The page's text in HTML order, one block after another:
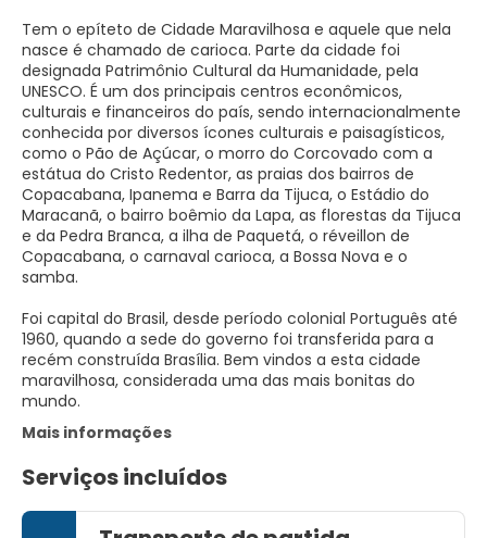
Tem o epíteto de Cidade Maravilhosa e aquele que nela
nasce é chamado de carioca. Parte da cidade foi
designada Patrimônio Cultural da Humanidade, pela
UNESCO. É um dos principais centros econômicos,
culturais e financeiros do país, sendo internacionalmente
conhecida por diversos ícones culturais e paisagísticos,
como o Pão de Açúcar, o morro do Corcovado com a
estátua do Cristo Redentor, as praias dos bairros de
Copacabana, Ipanema e Barra da Tijuca, o Estádio do
Maracanã, o bairro boêmio da Lapa, as florestas da Tijuca
e da Pedra Branca, a ilha de Paquetá, o réveillon de
Copacabana, o carnaval carioca, a Bossa Nova e o
samba.
Foi capital do Brasil, desde período colonial Português até
1960, quando a sede do governo foi transferida para a
recém construída Brasília. Bem vindos a esta cidade
maravilhosa, considerada uma das mais bonitas do
mundo.
Mais informações
Serviços incluídos